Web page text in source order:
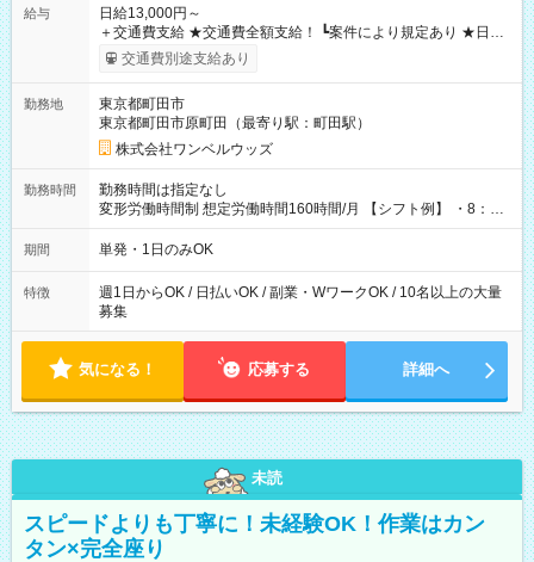
給与
日給13,000円～
＋交通費支給 ★交通費全額支給！ ┗案件により規定あり ★日払
いOK！（規定あり） ┗働いたその日に現金GET♪ お仕事後はコ
ンビニATMから 日払い分を引き落とせます！ 【試用期間】試
交通費別途支給あり
勤務地
東京都町田市
東京都町田市原町田（最寄り駅：町田駅）
株式会社ワンベルウッズ
勤務時間
勤務時間は指定なし
変形労働時間制 想定労働時間160時間/月 【シフト例】 ・8：00
～21：00
期間 単発・1日のみOK
特徴
週1日からOK / 日払いOK / 副業・WワークOK / 10名以上の大量
募集
気になる！ 応募する 詳細へ
未読
スピードよりも丁寧に！未経験OK！作業はカン
タン×完全座り